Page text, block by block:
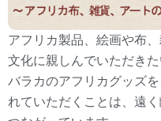
アフリカ製品、絵画や布
文化に親しんでいただきた
バラカのアフリカグッズ
れていただくことは、遠